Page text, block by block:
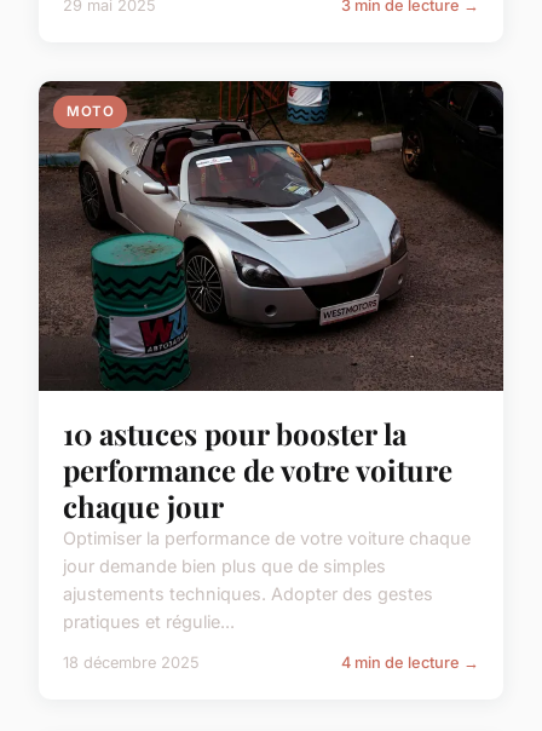
29 mai 2025 3 min de lecture →
MOTO
10 astuces pour booster la
performance de votre voiture
chaque jour
Optimiser la performance de votre voiture chaque
jour demande bien plus que de simples
ajustements techniques. Adopter des gestes
pratiques et régulie...
18 décembre 2025 4 min de lecture →